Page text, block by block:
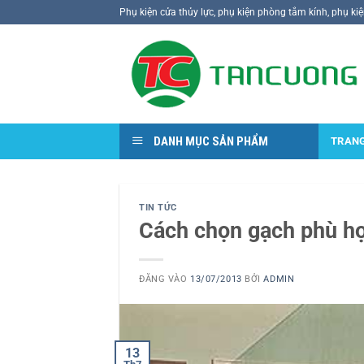
qua
Phụ kiện cửa thủy lực, phụ kiện phòng tắm kính, phụ
DANH MỤC SẢN PHẨM
TIN TỨC
Cách chọn gạch phù
ĐĂNG VÀO 13/07/2013 BỞIADMIN
13